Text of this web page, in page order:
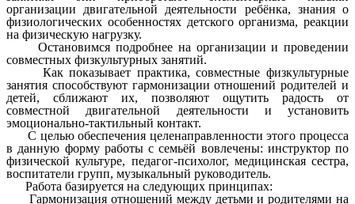
организации двигательной деятельности ребёнка, знания о
физиологических особенностях детского организма, реакции
на физическую нагрузку.
Остановимся подробнее на организации и проведении
совместных физкультурных занятий.
Как показывает практика, совместные физкультурные
занятия способствуют гармонизации отношений родителей и
детей, сближают их, позволяют ощутить радость от
совместной двигательной деятельности и установить
эмоционально-тактильный контакт.
С целью обеспечения целенаправленности этого процесса
в данную форму работы с семьёй вовлечены: инструктор по
физической культуре, педагог-психолог, медицинская сестра,
воспитатели групп, музыкальный руководитель.
Работа базируется на следующих принципах:
Гармонизация отношений между детьми и родителями на